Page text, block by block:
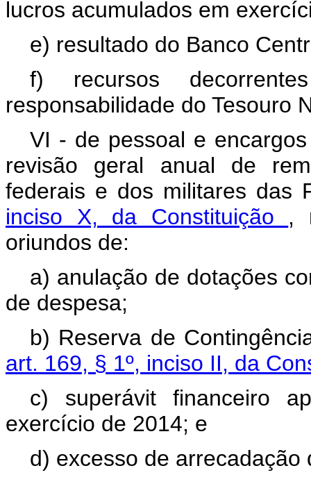
lucros acumulados em
e) resultado do Banco
f) recursos
responsabilidade do Tesouro
VI - de pessoal e
revisão geral anual de
federais e dos militares das
inciso X, da Constituição ,
oriundos de:
a) anulação de dotações
de despesa;
b) Reserva de
art. 169, § 1º, inciso II, da
c) superávit financeiro
exercício de 2014; e
d) excesso de arrecadação